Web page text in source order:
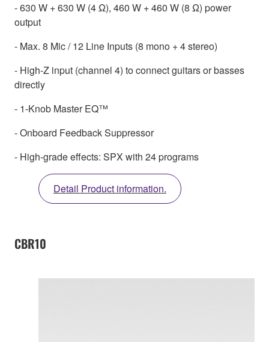
- 630 W + 630 W (4 Ω), 460 W + 460 W (8 Ω) power
output
- Max. 8 Mic / 12 Line Inputs (8 mono + 4 stereo)
- High-Z input (channel 4) to connect guitars or basses
directly
- 1-Knob Master EQ™
- Onboard Feedback Suppressor
- High-grade effects: SPX with 24 programs
Detail Product information.
CBR10